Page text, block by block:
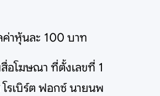
ค่าหุ้นละ 100 บาท
อโฆษณา ที่ตั้งเลขที่ 1
โรเบิร์ต ฟอกซ์ นายนพ